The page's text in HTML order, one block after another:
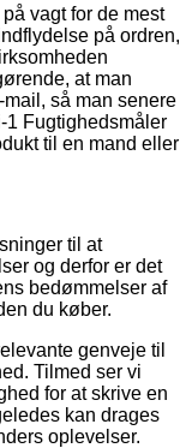
vagt for de mest
på ordren,
at man
så man senere
1 Fugtighedsmåler
til en mand eller
til at
og derfor er det
bedømmelser af
du køber.
genveje til
Tilmed ser vi
for at skrive en
kan drages
oplevelser.